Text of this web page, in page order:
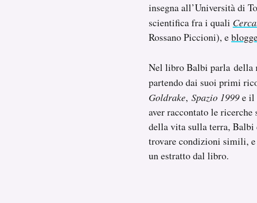
insegna all’Università di
scientifica fra i quali
Rossano Piccioni), e
Nel libro Balbi parla della
partendo dai suoi primi
Goldrake, Spazio 1999e il
aver raccontato le
della vita sulla terra, Balbi
trovare condizioni simili,
un estratto dal libro.